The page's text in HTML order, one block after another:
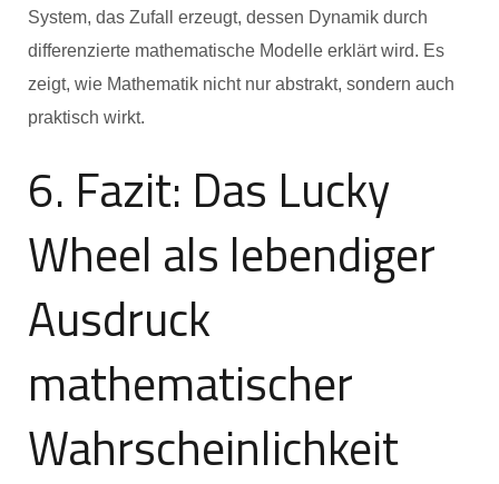
System, das Zufall erzeugt, dessen Dynamik durch
differenzierte mathematische Modelle erklärt wird. Es
zeigt, wie Mathematik nicht nur abstrakt, sondern auch
praktisch wirkt.
6. Fazit: Das Lucky
Wheel als lebendiger
Ausdruck
mathematischer
Wahrscheinlichkeit